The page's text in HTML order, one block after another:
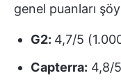
genel puanları
G2: 4,7/5
Capterra: 4,8/